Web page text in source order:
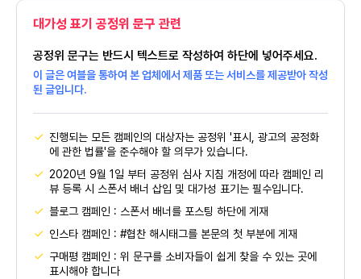
대가성 표기 공정위 문구 관련
공정위 문구는 반드시 텍스트로 작성하여 하단에 넣어주세요.
이 글은 여블을 통하여 본 업체에서 제품 또는 서비스를 제공받아 작성
된 글입니다.
진행되는 모든 캠페인의 대상자는 공정위 '표시, 광고의 공정화
에 관한 법률'을 준수해야 할 의무가 있습니다.
2020년 9월 1일 부터 공정위 심사 지침 개정에 따라 캠페인 리
뷰 등록 시 스폰서 배너 삽입 및 대가성 표기는 필수입니다.
블로그 캠페인 : 스폰서 배너를 포스팅 하단에 게재
인스타 캠페인 : #협찬 해시태그를 본문의 첫 부분에 게재
구매평 캠페인 : 위 문구를 소비자들이 쉽게 찾을 수 있는 곳에
표시해야 합니다